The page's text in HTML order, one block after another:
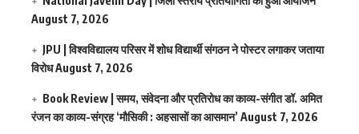
August 7, 2026
JPU | विश्वविद्यालय परिसर में शोध विद्यार्थी संगठन ने पोस्टर लगाकर जताया
विरोधAugust 7, 2026
Book Review | समय, संवेदना और प्रतिरोध का काव्य-संगीत डॉ. अमित
रंजन का काव्य-संग्रह ‘मौसिकी : अहसासों का आसमान’ August 7, 2026